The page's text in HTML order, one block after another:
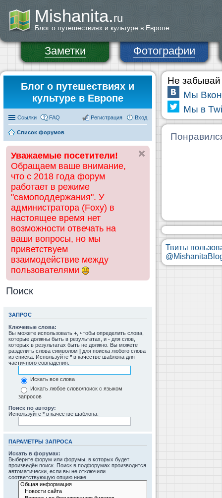
Mishanita.ru
Блог о путешествиях и культуре в Европе
Заметки Фотографии
Блог о путешествиях и
культуре в Европе
Ссылки FAQ Вход
Регистрация
Список форумов
Уважаемые посетители!
Обращаем ваше внимание,
что с 2018 года форум
работает в режиме
"самоподдержания". У
администратора (Foxy) в
настоящее время нет
возможности отвечать на
ваши вопросы, но мы
приветствуем
взаимодействие между
пользователями
Поиск
ЗАПРОС
Ключевые слова:
Вы можете использовать + , чтобы определить слова,
которые должны быть в результатах, и - для слов,
которых в результатах быть не должно. Вы можете
разделить слова символом | для поиска любого слова
из списка. Используйте * в качестве шаблона для
частичного совпадения.
Искать все слова
Искать любое слово/поиск с языком
запросов
Поиск по автору:
Используйте * в качестве шаблона.
ПАРАМЕТРЫ ЗАПРОСА
Искать в форумах:
Выберите форум или форумы, в которых будет
произведён поиск. Поиск в подфорумах производится
автоматически, если вы не отключили
соответствующую опцию ниже.
Не забывай
Мы
Мы в
Твиты